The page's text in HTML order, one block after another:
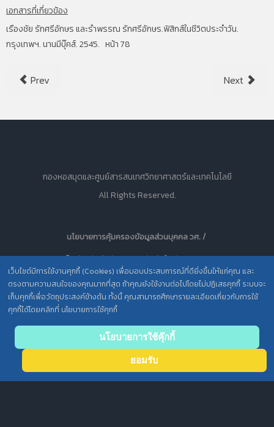
เอกสารที่เกี่ยวข้อง
เรืองชัย รักศรีอักษร และรำพรรณ รักศรีอักษร.ฟิสิกส์ในชีวิตประจำวัน.
กรุงเทพฯ. นานมีบุ๊คส์. 2545. หน้า 78
Prev Next
เว็บไซต์มีการใช้งานคุกกี้ (Cookies) เพื่อมอบประสบการณ์ที่ดียิ่งขึ้นให้แก่คุณ และ
ตรงตามความสนใจของคุณมากที่สุด ถ้าคุณยังใช้งานต่อไปโดยไม่ปฏิเสธคุกกี้ ระบบจะ
เก็บคุกกี้เพื่อวัตถุประสงค์ข้างต้น ทั้งนี้ คุณสามารถศึกษารายละเอียดเกี่ยวกับการใช้
คุกกี้ได้โดยคลิกที่ นโยบายการใช้คุกกี้
นโยบายการใช้คุ๊กกี้
ยอมรับ
กองหอสมุดและศูนย์สารสนเทศวิทยาศาสตร์และเทคโนโลยี
All Rights Reserved.
นโยบายการคุ้มครองข้อมูลส่วนบุคคล วศ. /
ประกาศความเป็นส่วนตัว (Privacy Notice) สำหรับการบริการสารสนเทศ
to top